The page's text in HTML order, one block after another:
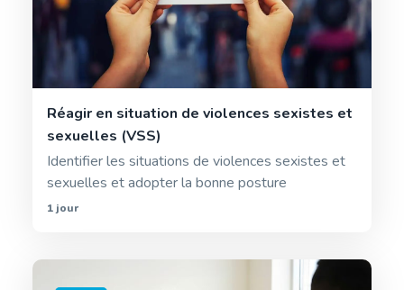
Réagir en situation de violences sexistes et
sexuelles (VSS)
Identifier les situations de violences sexistes et
sexuelles et adopter la bonne posture
1 jour